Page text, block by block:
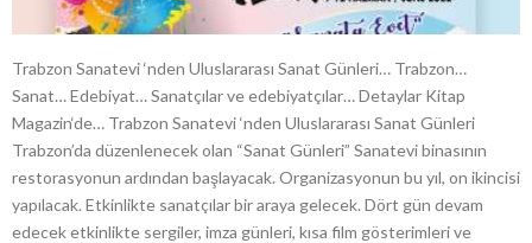
Trabzon Sanatevi ‘nden Uluslararası Sanat Günleri… Trabzon…
Sanat… Edebiyat… Sanatçılar ve edebiyatçılar… Detaylar Kitap
Magazin‘de… Trabzon Sanatevi ‘nden Uluslararası Sanat Günleri
Trabzon’da düzenlenecek olan “Sanat Günleri” Sanatevi binasının
restorasyonun ardından başlayacak. Organizasyonun bu yıl, on ikincisi
yapılacak. Etkinlikte sanatçılar bir araya gelecek. Dört gün devam
edecek etkinlikte sergiler, imza günleri, kısa film gösterimleri ve